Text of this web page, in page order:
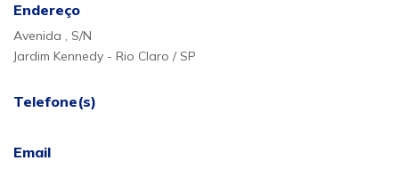
Endereço
Avenida , S/N
Jardim Kennedy - Rio Claro / SP
Telefone(s)
Email